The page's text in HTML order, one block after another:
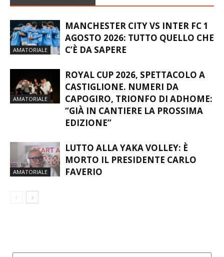
AMATORIALE
MANCHESTER CITY VS INTER FC 1
AGOSTO 2026: TUTTO QUELLO CHE
C’È DA SAPERE
AMATORIALE
ROYAL CUP 2026, SPETTACOLO A
CASTIGLIONE. NUMERI DA
CAPOGIRO, TRIONFO DI ADHOME:
“GIÀ IN CANTIERE LA PROSSIMA
EDIZIONE”
AMATORIALE
LUTTO ALLA YAKA VOLLEY: È
MORTO IL PRESIDENTE CARLO
FAVERIO